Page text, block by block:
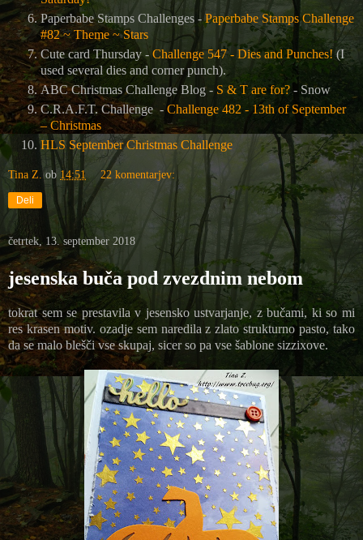
Paperbabe Stamps Challenges -Paperbabe Stamps Challenge
#82 ~ Theme ~ Stars
Cute card Thursday - Challenge 547 - Dies and Punches!(I
used several dies and corner punch).
ABC Christmas Challenge Blog - S & T are for? - Snow
C.R.A.F.T. Challenge -Challenge 482 - 13th of September
– Christmas
HLS September Christmas Challenge
Tina Z. ob 14:51 22 komentarjev:
Deli
četrtek, 13. september 2018
jesenska buča pod zvezdnim nebom
tokrat sem se prestavila v jesensko ustvarjanje, z bučami, ki so mi
res krasen motiv. ozadje sem naredila z zlato strukturno pasto, tako
da se malo blešči vse skupaj, sicer so pa vse šablone sizzixove.